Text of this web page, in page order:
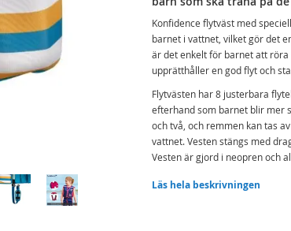
Konfidence flytväst med
barnet i vattnet, vilket gör det
är det enkelt för barnet att
upprätthåller en god flyt och
Flytvästen har 8 justerbara
efterhand som barnet blir mer
och två, och remmen kan tas
vattnet. Vesten stängs med
Vesten är gjord i neopren och
man ta bort de flytande
Läs hela beskrivningen